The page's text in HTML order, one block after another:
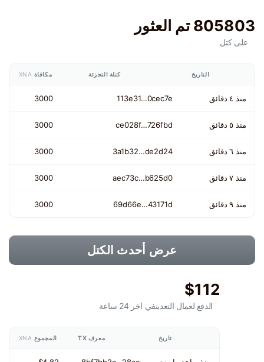
805803 تم العثور
على كتل
التاريخ كتلة التجزئة مكافاة
منذ ٤ دقائق 113e31…0cec7e
3000
منذ ٥ دقائق ce028f…726fbd
3000
منذ ٦ دقائق 3a1b32…de2d24
3000
منذ ٧ دقائق aec73c…b625d0
3000
منذ ٩ دقائق 69d66e…43171d
3000
عرض أحدث الكتل
$112
الدفع لعمال التعدينفي اخر 24 ساعة
تاريخ معرف TX المجموع